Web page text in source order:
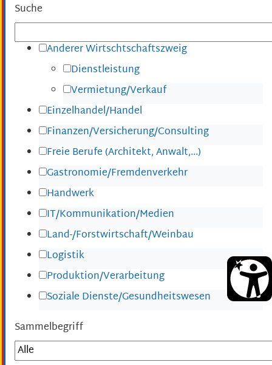
Suche
Anderer Wirtschtschaftszweig
Dienstleistung
Vermietung/Verkauf
Einzelhandel/Handel
Finanzen/Versicherung/Consulting
Freie Berufe (Architekt, Anwalt,...)
Gastronomie/Fremdenverkehr
Handwerk
IT/Kommunikation/Medien
Land-/Forstwirtschaft/Weinbau
Logistik
Produktion/Verarbeitung
Soziale Dienste/Gesundheitswesen
Sammelbegriff